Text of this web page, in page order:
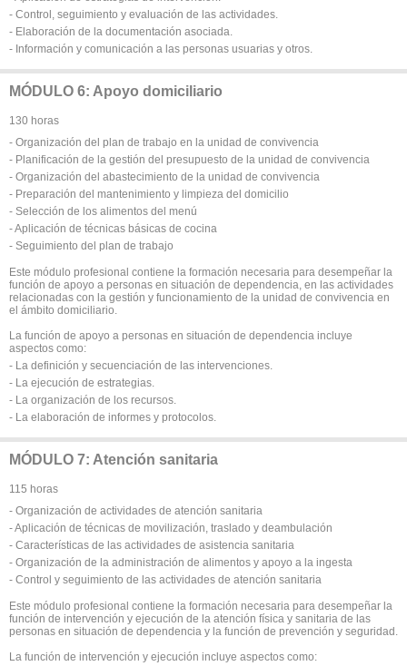
- Control, seguimiento y evaluación de las actividades.
- Elaboración de la documentación asociada.
- Información y comunicación a las personas usuarias y otros.
MÓDULO 6: Apoyo domiciliario
130 horas
- Organización del plan de trabajo en la unidad de convivencia
- Planificación de la gestión del presupuesto de la unidad de convivencia
- Organización del abastecimiento de la unidad de convivencia
- Preparación del mantenimiento y limpieza del domicilio
- Selección de los alimentos del menú
- Aplicación de técnicas básicas de cocina
- Seguimiento del plan de trabajo
Este módulo profesional contiene la formación necesaria para desempeñar la
función de apoyo a personas en situación de dependencia, en las actividades
relacionadas con la gestión y funcionamiento de la unidad de convivencia en
el ámbito domiciliario.
La función de apoyo a personas en situación de dependencia incluye
aspectos como:
- La definición y secuenciación de las intervenciones.
- La ejecución de estrategias.
- La organización de los recursos.
- La elaboración de informes y protocolos.
MÓDULO 7: Atención sanitaria
115 horas
- Organización de actividades de atención sanitaria
- Aplicación de técnicas de movilización, traslado y deambulación
- Características de las actividades de asistencia sanitaria
- Organización de la administración de alimentos y apoyo a la ingesta
- Control y seguimiento de las actividades de atención sanitaria
Este módulo profesional contiene la formación necesaria para desempeñar la
función de intervención y ejecución de la atención física y sanitaria de las
personas en situación de dependencia y la función de prevención y seguridad.
La función de intervención y ejecución incluye aspectos como: